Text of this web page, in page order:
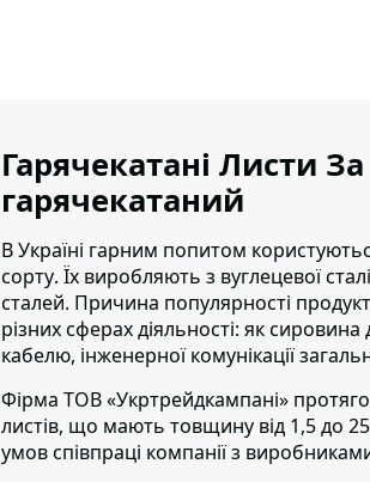
Гарячекатані Листи
гарячекатаний
В Україні гарним попитом
сорту. Їх виробляють з вуглецевої
сталей. Причина популярності
різних сферах діяльності: як
кабелю, інженерної комунікації
Фірма ТОВ «Укртрейдкампані»
листів, що мають товщину від 1,5 до
умов співпраці компанії з